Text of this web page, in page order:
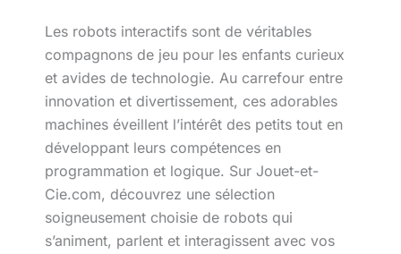
Les robots interactifs sont de véritables
compagnons de jeu pour les enfants curieux
et avides de technologie. Au carrefour entre
innovation et divertissement, ces adorables
machines éveillent l’intérêt des petits tout en
développant leurs compétences en
programmation et logique. Sur Jouet-et-
Cie.com, découvrez une sélection
soigneusement choisie de robots qui
s’animent, parlent et interagissent avec vos